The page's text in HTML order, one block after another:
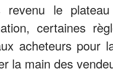
revenu le
certaines
acheteurs pour
la main des